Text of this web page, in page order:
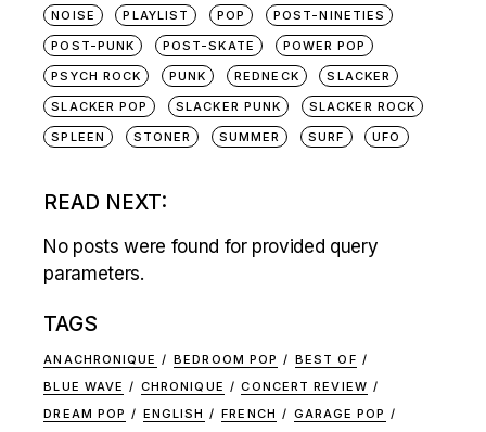
NOISE
PLAYLIST POP
POST-NINETIES
POST-PUNK
POST-SKATE
POWER POP
PSYCH ROCK
PUNK REDNECK
SLACKER
SLACKER POP
SLACKER PUNK
SLACKER ROCK
SPLEEN
STONER SUMMER SURF UFO
READ NEXT:
No posts were found for provided query
parameters.
TAGS
ANACHRONIQUE BEDROOM POP
BEST OF
BLUE WAVE
CHRONIQUE
CONCERT REVIEW
DREAM POP
ENGLISH FRENCH
GARAGE POP